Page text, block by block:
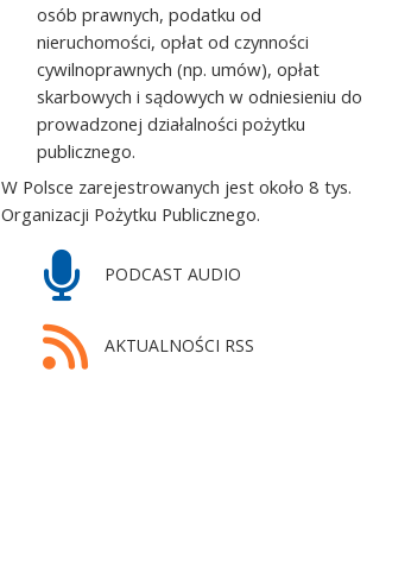
osób prawnych, podatku od
nieruchomości, opłat od czynności
cywilnoprawnych (np. umów), opłat
skarbowych i sądowych w odniesieniu do
prowadzonej działalności pożytku
publicznego.
W Polsce zarejestrowanych jest około 8 tys.
Organizacji Pożytku Publicznego.
PODCAST AUDIO
AKTUALNOŚCI RSS